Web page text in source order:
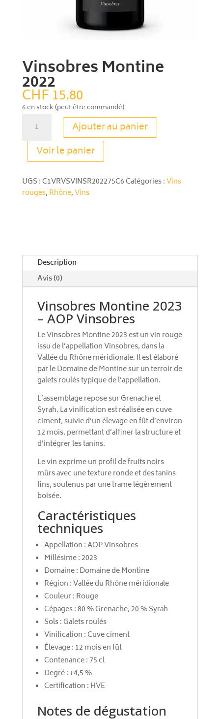
Vinsobres Montine
2022
CHF15.80
6 en stock (peut être commandé)
Vinsobres
Montine
2022
Ajouter au panier
Voir le panier
l
e
:
UGS :C1VRVSVINSR202275C6Catégories :Vins
rouges, Rhône,Vins
Description
Avis (0)
Vinsobres Montine 2023
– AOP Vinsobres
Le Vinsobres Montine 2023 est un vin rouge
issu de l’appellation Vinsobres, dans la
Vallée du Rhône méridionale. Il est élaboré
par le Domaine de Montine sur un terroir de
galets roulés typique de l’appellation.
L’assemblage repose sur Grenache et
Syrah. La vinification est réalisée en cuve
ciment, suivie d’un élevage en fût d’environ
12 mois, permettant d’affiner la structure et
d’intégrer les tanins.
Le vin exprime un profil de fruits noirs
mûrs avec une texture ronde et des tanins
fins, soutenus par une trame légèrement
boisée.
Caractéristiques
techniques
Appellation : AOP Vinsobres
Millésime : 2023
Domaine : Domaine de Montine
Région : Vallée du Rhône méridionale
Couleur : Rouge
Cépages : 80 % Grenache, 20 % Syrah
Sols : Galets roulés
Vinification : Cuve ciment
Élevage : 12 mois en fût
Contenance : 75 cl
Degré : 14,5 %
Certification : HVE
Notes de dégustation